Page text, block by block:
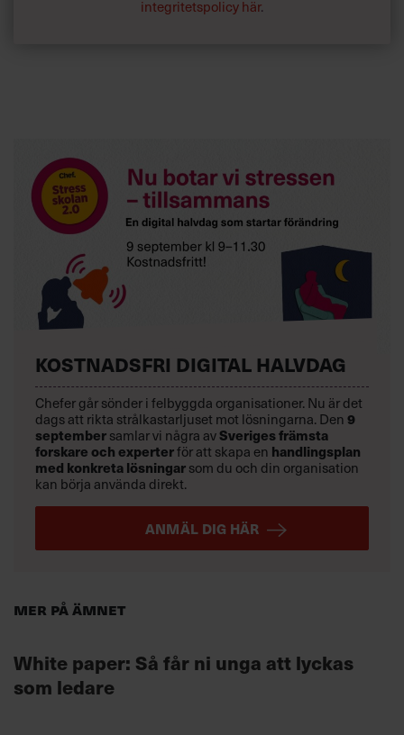
integritetspolicy här.
Mer på ämnet
White paper: Så får ni unga att lyckas
som ledare
KOSTNADSFRI DIGITAL HALVDAG
Chefer går sönder i felbyggda organisationer. Nu är det
dags att rikta strålkastarljuset mot lösningarna. Den 9
september samlar vi några av Sveriges främsta
forskare och experterför att skapa en handlingsplan
med konkreta lösningar som du och din organisation
kan börja använda direkt.
ANMÄL DIG HÄR